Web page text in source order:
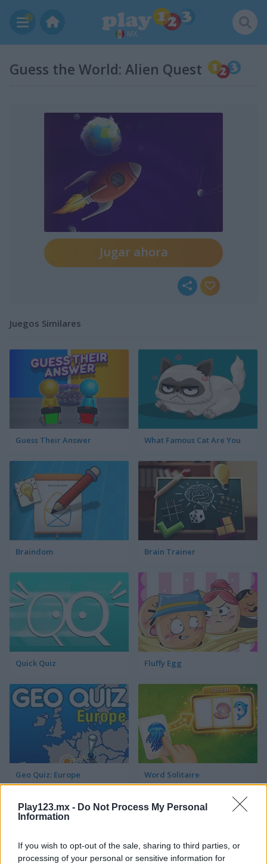
Play123.mx - Do Not Process My Personal
Information
If you wish to opt-out of the sale, sharing to third parties, or
processing of your personal or sensitive information for
MX
Guess the World: Alien Quest
Jugar ahora
Juegos Similares
Guess Their Answer What Famous Cat Are You
Braindom Brain Trainer
Quick Quiz Fluffy Egg
Geo Quiz: Europe Word Solitaire